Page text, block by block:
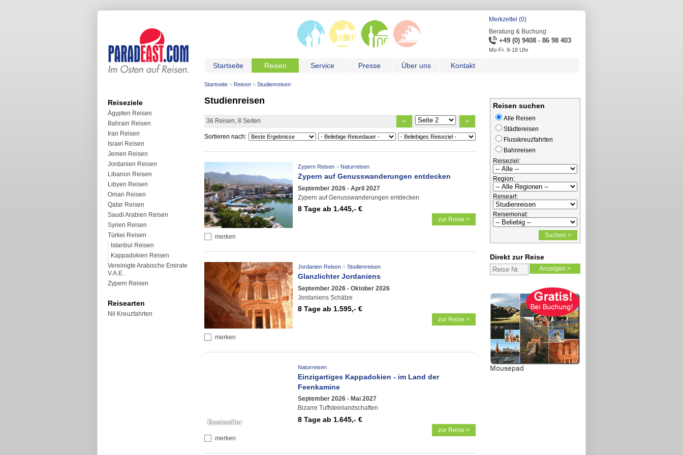
Merkzettel (0)
Beratung & Buchung
+49 (0) 9408 - 86 98 403
Mo-Fr. 9-18 Uhr
Startseite Reisen Service Presse Über uns Kontakt
Startseite Reisen Studienreisen
Studienreisen
36 Reisen, 8 Seiten >
<
Sortieren nach:
merken
Zypern Reisen Naturreisen
Zypern auf Genusswanderungen entdecken
September 2026 - April 2027
Zypern auf Genusswanderungen entdecken
8 Tage ab 1.445,- €
zur Reise >
merken
Jordanien Reisen Studienreisen
Glanzlichter Jordaniens
September 2026 - Oktober 2026
Jordaniens Schätze
8 Tage ab 1.595,- €
zur Reise >
Bestseller
merken
Naturreisen
Einzigartiges Kappadokien - im Land der
Feenkamine
September 2026 - Mai 2027
Bizarre Tuffsteinlandschaften
8 Tage ab 1.645,- €
zur Reise >
Reiseziele
Ägypten Reisen
Bahrain Reisen
Iran Reisen
Israel Reisen
Jemen Reisen
Jordanien Reisen
Libanon Reisen
Libyen Reisen
Oman Reisen
Qatar Reisen
Saudi Arabien Reisen
Syrien Reisen
Türkei Reisen
Istanbul Reisen
Kappadokien Reisen
Vereinigte Arabische Emirate
V.A.E.
Zypern Reisen
Reisearten
Nil Kreuzfahrten
Reisen suchen
Alle Reisen
Städtereisen
Flusskreuzfahrten
Bahnreisen
Reiseziel:
Region:
Reiseart:
Reisemonat:
Suchen >
Direkt zur Reise
Anzeigen >